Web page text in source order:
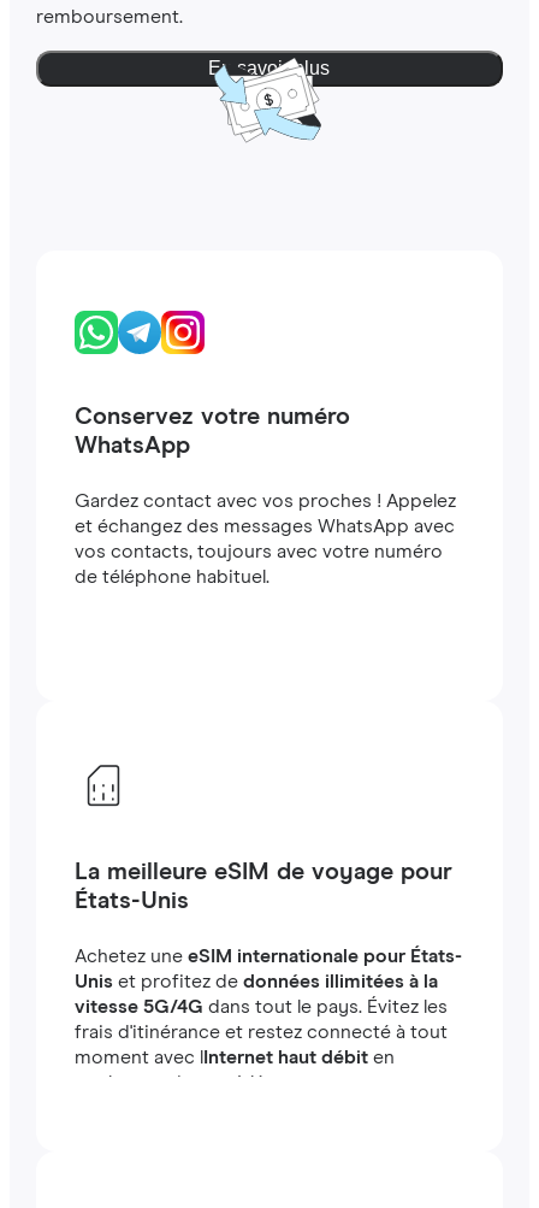
remboursement.
En savoir plus
Conservez votre numéro
WhatsApp
Gardez contact avec vos proches ! Appelez
et échangez des messages WhatsApp avec
vos contacts, toujours avec votre numéro
de téléphone habituel.
La meilleure eSIM de voyage pour
États-Unis
Achetez une eSIM internationale pour États-
Uniset profitez de données illimitées à la
vitesse 5G/4G dans tout le pays. Évitez les
frais d'itinérance et restez connecté à tout
moment avec l
Internet haut débiten
quelques minutes à létranger, que vous